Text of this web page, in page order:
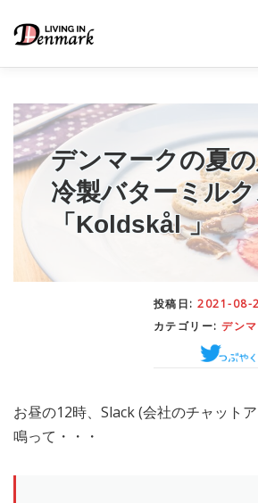
LIFE TIPS – 生活便利帳
STUDY – 留学関連情報
WORK
– 日本人の考察
MEDIA – メディア掲載
デンマークの夏
冷製バターミル
「Koldskål 」
投稿日: 2021-08-
カテゴリー: デン
お昼の12時、Slack (会社のチャット
鳴って・・・